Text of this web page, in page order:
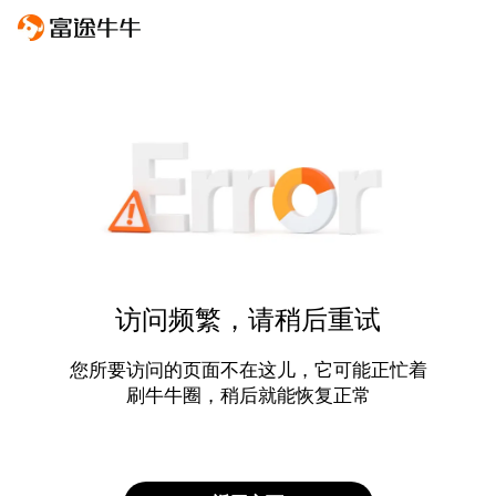
访问频繁，请稍后重试
您所要访问的页面不在这儿，它可能正忙着
刷牛牛圈，稍后就能恢复正常